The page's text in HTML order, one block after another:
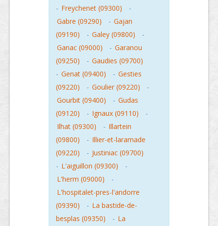
- Freychenet (09300)
-
Gabre (09290)
- Gajan
(09190)
- Galey (09800)
-
Ganac (09000)
- Garanou
(09250)
- Gaudies (09700)
- Genat (09400) - Gesties
(09220)
- Goulier (09220)
-
Gourbit (09400)
- Gudas
(09120)
- Ignaux (09110)
-
Ilhat (09300)
- Illartein
(09800)
- Illier-et-laramade
(09220)
- Justiniac (09700)
- L'aiguillon (09300)
-
L'herm (09000)
-
L'hospitalet-pres-l'andorre
(09390)
- La bastide-de-
besplas (09350)
- La